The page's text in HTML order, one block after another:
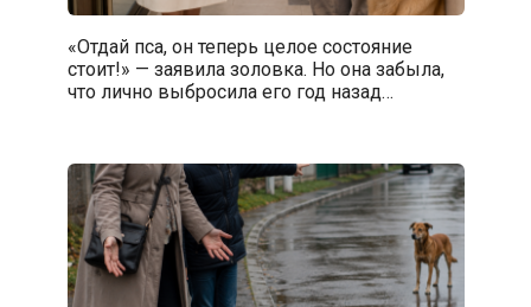
«Отдай пса, он теперь целое состояние
стоит!» — заявила золовка. Но она забыла,
что лично выбросила его год назад…